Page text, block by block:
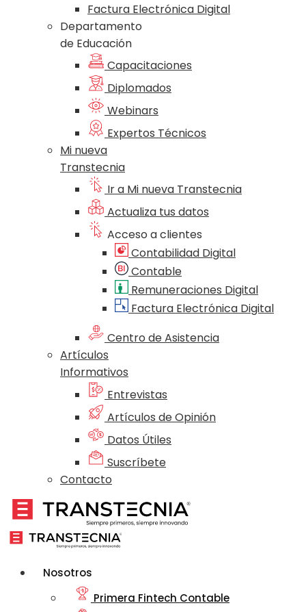
Factura Electrónica Digital
Departamento
de Educación
Capacitaciones
Diplomados
Webinars
Expertos Técnicos
Mi nueva
Transtecnia
Ir a Mi nueva Transtecnia
Actualiza tus datos
Acceso a clientes
Contabilidad Digital
Contable
Remuneraciones Digital
Factura Electrónica Digital
Centro de Asistencia
Artículos
Informativos
Entrevistas
Artículos de Opinión
Datos Útiles
Suscríbete
Contacto
Nosotros
Primera Fintech Contable